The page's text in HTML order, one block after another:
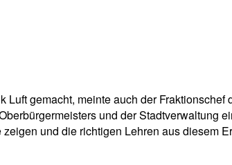
gemacht, meinte auch der Fraktionschef
und der Stadtverwaltung
und die richtigen Lehren aus diesem